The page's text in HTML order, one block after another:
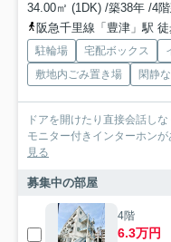
34.00㎡ (1DK) /築38年 /4
阪急千里線「豊津」駅
駐輪場 宅配ボックス
敷地内ごみ置き場
閑静
ドアを開けたり直接会話し
モニター付きインターホン
見る
募集中の部屋
4階
6.3万円